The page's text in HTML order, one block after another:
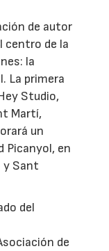
de autor
centro de la
la
La primera
Studio,
Martí,
un
Picanyol, en
y Sant
del
de